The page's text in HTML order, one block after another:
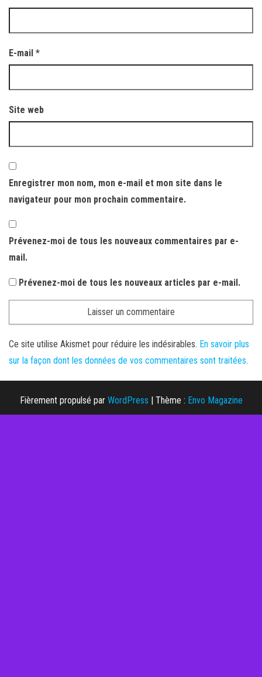
E-mail *
Site web
Enregistrer mon nom, mon e-mail et mon site dans le
navigateur pour mon prochain commentaire.
Prévenez-moi de tous les nouveaux commentaires par e-
mail.
Prévenez-moi de tous les nouveaux articles par e-mail.
Ce site utilise Akismet pour réduire les indésirables. En savoir plus
sur la façon dont les données de vos commentaires sont traitées.
Fièrement propulsé par WordPress | Thème : Envo Magazine